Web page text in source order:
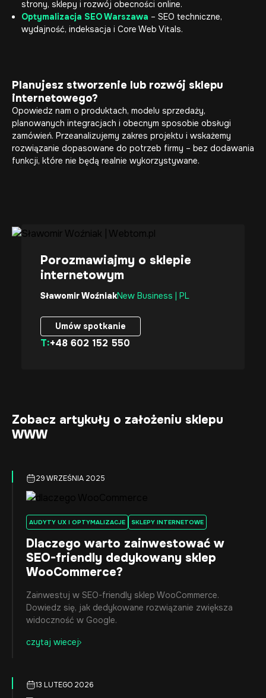
strony, sklepy i rozwój obecności online.
Optymalizacja SEO Warszawa – SEO techniczne,
wydajność, indeksacja i Core Web Vitals.
Planujesz stworzenie lub rozwój sklepu
internetowego?
Opowiedz nam o produktach, modelu sprzedaży,
planowanych integracjach i obecnym sposobie obsługi
zamówień. Przeanalizujemy zakres projektu i wskażemy
rozwiązanie dopasowane do potrzeb firmy – bez dodawania
funkcji, które nie będą realnie wykorzystywane.
Porozmawiajmy o sklepie
internetowym
Sławomir WoźniakNew Business | PL
Umów spotkanie
Umów spotkanie
T:+48 602 152 550
Zobacz artykuły o założeniu sklepu
WWW
29 WRZEŚNIA 2025
AUDYTY UX I OPTYMALIZACJE SKLEPY INTERNETOWE
Dlaczego warto zainwestować w
SEO-friendly dedykowany sklep
WooCommerce?
Zainwestuj w SEO-friendly sklep WooCommerce.
Dowiedz się, jak dedykowane rozwiązanie zwiększa
widoczność w Google.
czytaj wiecej
13 LUTEGO 2026